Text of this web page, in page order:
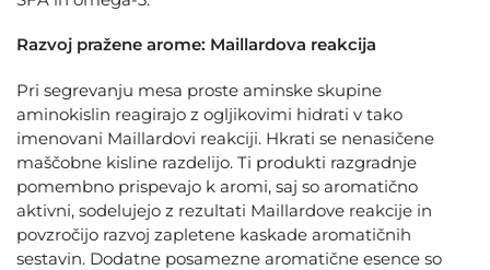
Razvoj pražene arome: Maillardova reakcija
Pri segrevanju mesa proste aminske skupine
aminokislin reagirajo z ogljikovimi hidrati v tako
imenovani Maillardovi reakciji. Hkrati se nenasičene
maščobne kisline razdelijo. Ti produkti razgradnje
pomembno prispevajo k aromi, saj so aromatično
aktivni, sodelujejo z rezultati Maillardove reakcije in
povzročijo razvoj zapletene kaskade aromatičnih
sestavin. Dodatne posamezne aromatične esence so